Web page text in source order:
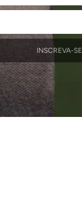
INSCREVA-SE